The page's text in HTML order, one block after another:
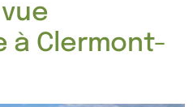
à Clermont-